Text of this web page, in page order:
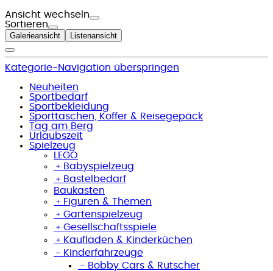
Ansicht wechseln
Sortieren
Galerieansicht Listenansicht
Kategorie-Navigation überspringen
Neuheiten
Sportbedarf
Sportbekleidung
Sporttaschen, Koffer & Reisegepäck
Tag am Berg
Urlaubszeit
Spielzeug
LEGO
﹢ Babyspielzeug
﹢ Bastelbedarf
Baukasten
﹢ Figuren & Themen
﹢ Gartenspielzeug
﹢ Gesellschaftsspiele
﹢ Kaufladen & Kinderküchen
﹣ Kinderfahrzeuge
﹣ Bobby Cars & Rutscher